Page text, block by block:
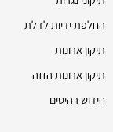
החלפת ידיות לדלת
תיקון ארונות
תיקון ארונות הזזה
חידוש רהיטים